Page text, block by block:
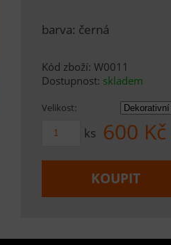
barva: černá
Kód zboží: W0011
Dostupnost: skladem
Velikost:
ks 600
KOUPIT